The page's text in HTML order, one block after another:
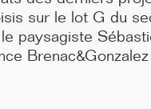
2025
Brancion a reçu le
sur le lot G du
paysagiste